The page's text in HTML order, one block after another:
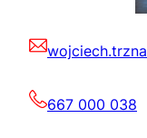
667 000 038